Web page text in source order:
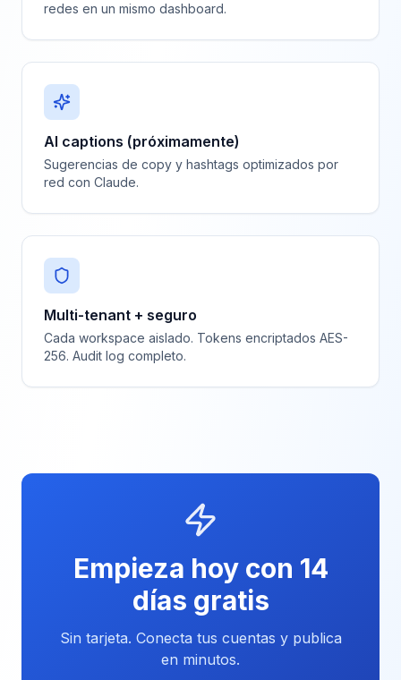
redes en un mismo dashboard.
AI captions (próximamente)
Sugerencias de copy y hashtags optimizados por
red con Claude.
Multi-tenant + seguro
Cada workspace aislado. Tokens encriptados AES-
256. Audit log completo.
Empieza hoy con 14
días gratis
Sin tarjeta. Conecta tus cuentas y publica
en minutos.